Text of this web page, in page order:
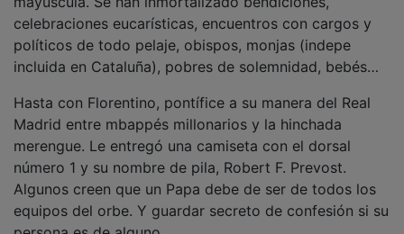
celebraciones eucarísticas, encuentros con cargos y
políticos de todo pelaje, obispos, monjas (indepe
incluida en Cataluña), pobres de solemnidad, bebés…
Madrid entre mbappés millonarios y la hinchada
merengue. Le entregó una camiseta con el dorsal
número 1 y su nombre de pila, Robert F. Prevost.
Algunos creen que un Papa debe de ser de todos los
equipos del orbe. Y guardar secreto de confesión si su
persona es de alguno.